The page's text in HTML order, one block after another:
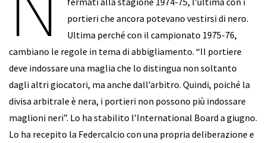
portieri che ancora potevano vestirsi di nero.
Ultima perché con il campionato 1975-76,
cambiano le regole in tema di abbigliamento. “Il portiere
deve indossare una maglia che lo distingua non soltanto
dagli altri giocatori, ma anche dall’arbitro. Quindi, poiché la
divisa arbitrale è nera, i portieri non possono più indossare
maglioni neri”. Lo ha stabilito l’International Board a giugno.
Lo ha recepito la Federcalcio con una propria deliberazione e